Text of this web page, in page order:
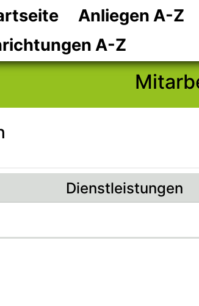
Anliegen A-Z
A-Z
Dienstleistungen